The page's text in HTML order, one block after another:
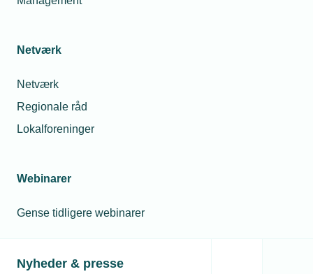
Netværk
Netværk
Regionale råd
Lokalforeninger
Webinarer
Gense tidligere webinarer
Nyheder & presse
Vælg tag- og facadeløsning
TEKNIQ APP
VVS